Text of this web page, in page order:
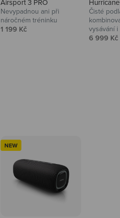
Airsport 3 PRO
Nevypadnou ani při
náročném tréninku
Prodejní cena
1 199 Kč
Čisté
vysávání
Prodejní
6 999 Kč
NEW